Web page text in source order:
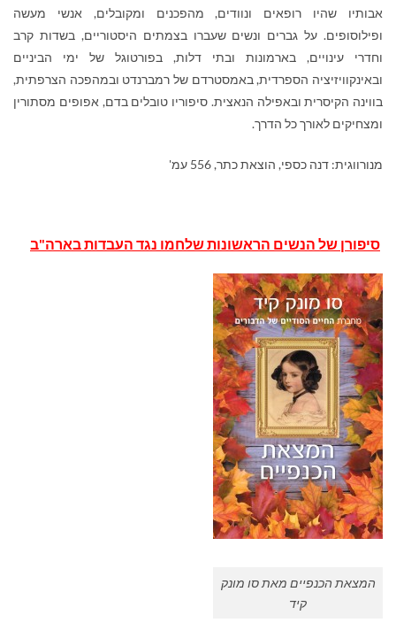
אבותיו שהיו רופאים ונוודים, מהפכנים ומקובלים, אנשי מעשה
ופילוסופים. על גברים ונשים שעברו בצמתים היסטוריים, בשדות קרב
וחדרי עינויים, בארמונות ובתי דלות, בפורטוגל של ימי הביניים
ובאינקוויזיציה הספרדית, באמסטרדם של רמברנדט ובמהפכה הצרפתית,
בווינה הקיסרית ובאפילה הנאצית. סיפוריו טובלים בדם, אפופים מסתורין
ומצחיקים לאורך כל הדרך.
מנורווגית: דנה כספי, הוצאת כתר, 556 עמ'
סיפורן של הנשים הראשונות שלחמו נגד העבדות בארה"ב
המצאת הכנפיים מאת סו מונק
קיד